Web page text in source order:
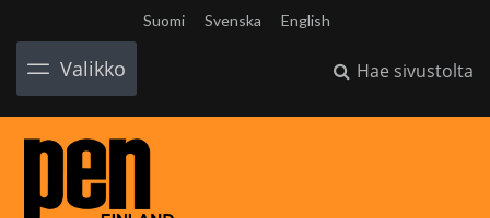
Suomi Svenska English
Valikko Hae sivustolta